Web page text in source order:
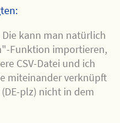
Die kann man natürlich
Funktion importieren,
CSV-Datei und ich
miteinander verknüpft
plz) nicht in dem